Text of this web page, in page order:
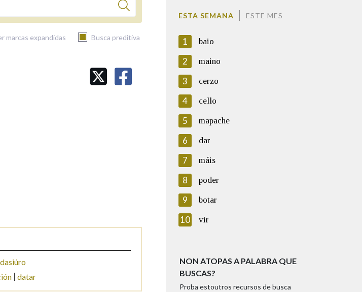
marcas expandidas Busca preditiva
dasiúro
datar
ESTA SEMANA ESTE MES
1 baio
2 maino
3 cerzo
4 cello
5 mapache
6 dar
7 máis
8 poder
9 botar
10 vir
NON ATOPAS A PALABRA QUE
BUSCAS?
Proba estoutros recursos de busca